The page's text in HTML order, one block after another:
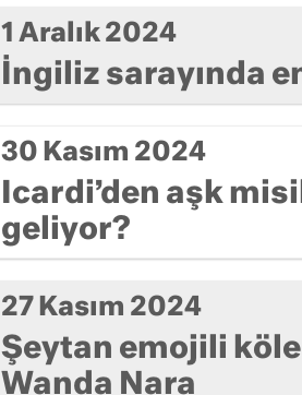
1 Aralık 2024
İngiliz sarayında
30 Kasım 2024
Icardi’den aşk
geliyor?
27 Kasım 2024
Şeytan emojili
Wanda Nara